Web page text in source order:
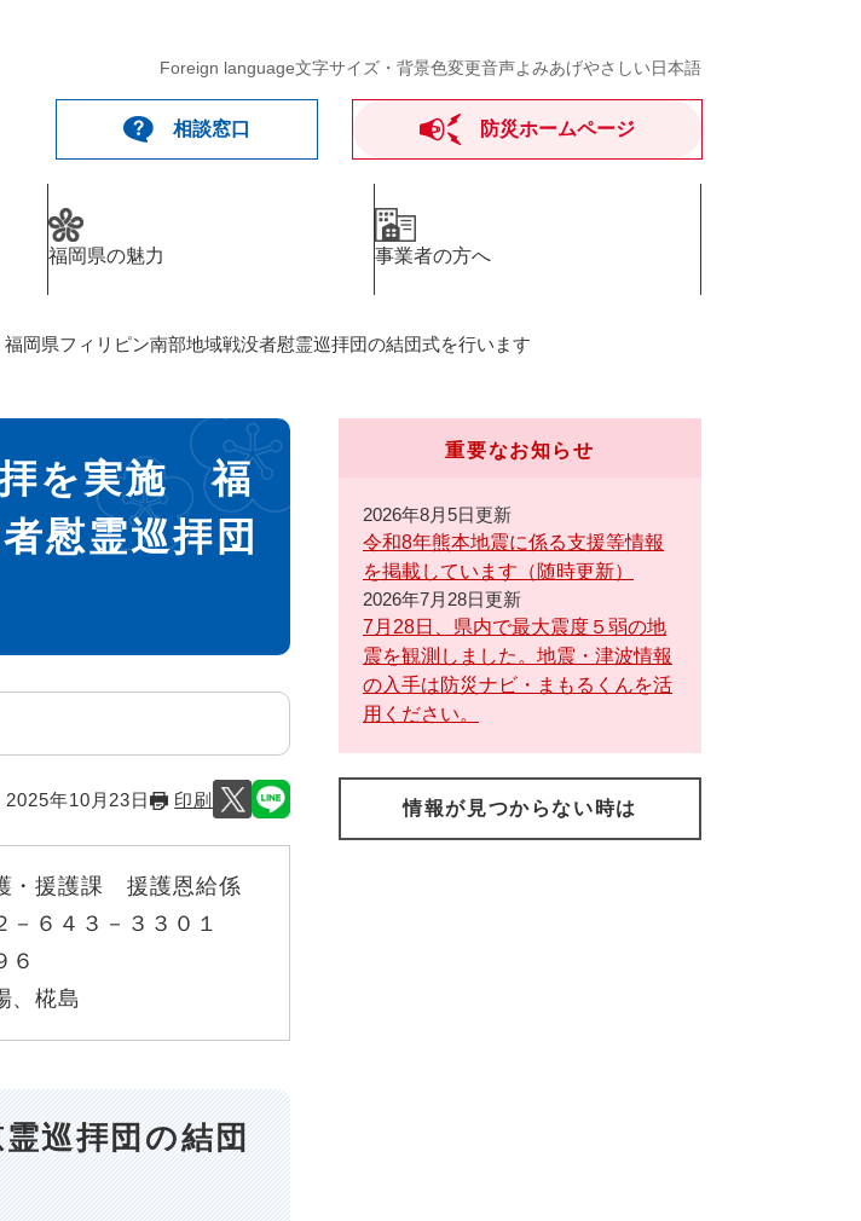
Foreign language文字サイズ・背景色変更音声よみあげやさしい日本語
相談窓口 防災ホームページ
福岡県の魅力 事業者の方へ
岡県フィリピン南部地域戦没者慰霊巡拝団の結団式を行います
拝を実施 福
慰霊巡拝団
2025年10月23日 印刷
・援護課 援護恩給係
－６４３－３３０１
６
、椛島
巡拝団の結団
重要なお知らせ
2026年8月5日更新
令和8年熊本地震に係る支援等情報
を掲載しています（随時更新）
2026年7月28日更新
7月28日、県内で最大震度５弱の地
震を観測しました。地震・津波情報
の入手は防災ナビ・まもるくんを活
用ください。
情報が見つからない時は